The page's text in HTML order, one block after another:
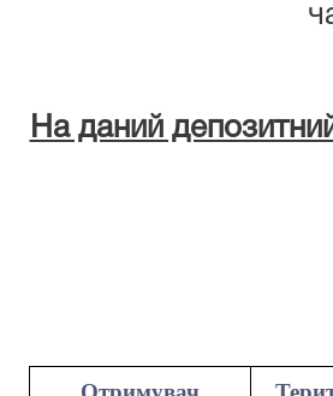
На даний